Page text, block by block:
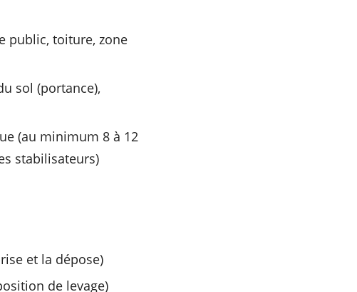
public, toiture, zone
sol (portance),
(au minimum 8 à 12
stabilisateurs)
et la dépose)
de levage)